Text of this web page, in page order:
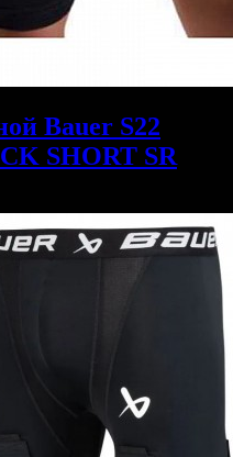
Bauer S22
SHORT SR